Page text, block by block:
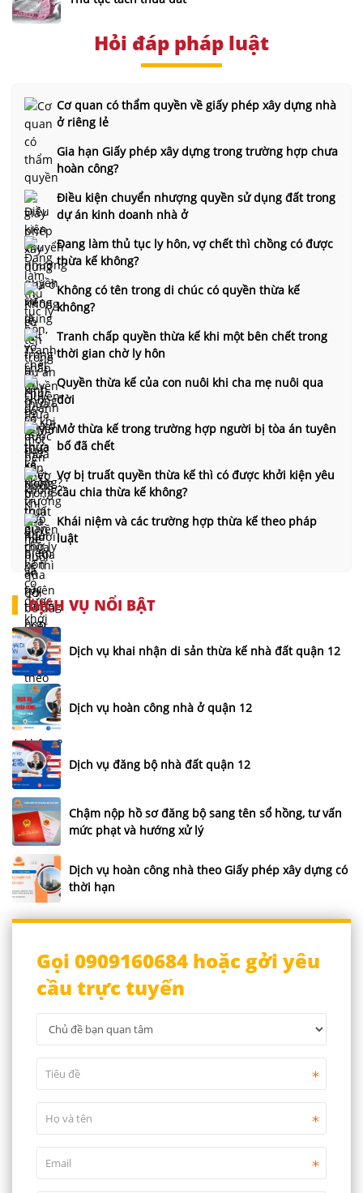
Hỏi đáp pháp luật
Cơ quan có thẩm quyền về giấy phép xây dựng nhà
ở riêng lẻ
Gia hạn Giấy phép xây dựng trong trường hợp chưa
hoàn công?
Điều kiện chuyển nhượng quyền sử dụng đất trong
dự án kinh doanh nhà ở
Đang làm thủ tục ly hôn, vợ chết thì chồng có được
thừa kế không?
Không có tên trong di chúc có quyền thừa kế
không?
Tranh chấp quyền thừa kế khi một bên chết trong
thời gian chờ ly hôn
Quyền thừa kế của con nuôi khi cha mẹ nuôi qua
đời
Mở thừa kế trong trường hợp người bị tòa án tuyên
bố đã chết
Vợ bị truất quyền thừa kế thì có được khởi kiện yêu
cầu chia thừa kế không?
Khái niệm và các trường hợp thừa kế theo pháp
luật
DỊCH VỤ NỔI BẬT
Dịch vụ khai nhận di sản thừa kế nhà đất quận 12
Dịch vụ hoàn công nhà ở quận 12
Dịch vụ đăng bộ nhà đất quận 12
Chậm nộp hồ sơ đăng bộ sang tên sổ hồng, tư vấn
mức phạt và hướng xử lý
Dịch vụ hoàn công nhà theo Giấy phép xây dựng có
thời hạn
Gọi 0909160684 hoặc gởi yêu
cầu trực tuyến